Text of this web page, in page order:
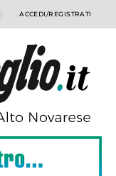
ACCEDI/REGISTRATI